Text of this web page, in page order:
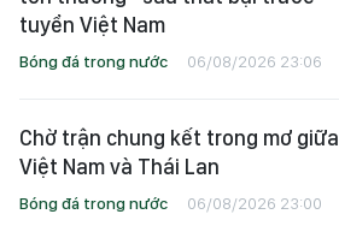
tuyển Việt Nam
Bóng đá trong nước 06/08/2026 23:06
Chờ trận chung kết trong mơ giữa
Việt Nam và Thái Lan
Bóng đá trong nước 06/08/2026 23:00